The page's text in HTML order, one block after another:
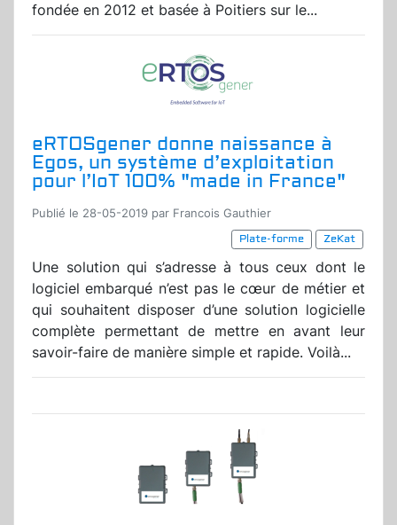
fondée en 2012 et basée à Poitiers sur le...
eRTOSgener donne naissance à
Egos, un système d’exploitation
pour l’IoT 100% "made in France"
Publié le 28-05-2019 par Francois Gauthier
Plate-forme
ZeKat
Une solution qui s’adresse à tous ceux dont le
logiciel embarqué n’est pas le cœur de métier et
qui souhaitent disposer d’une solution logicielle
complète permettant de mettre en avant leur
savoir-faire de manière simple et rapide. Voilà...